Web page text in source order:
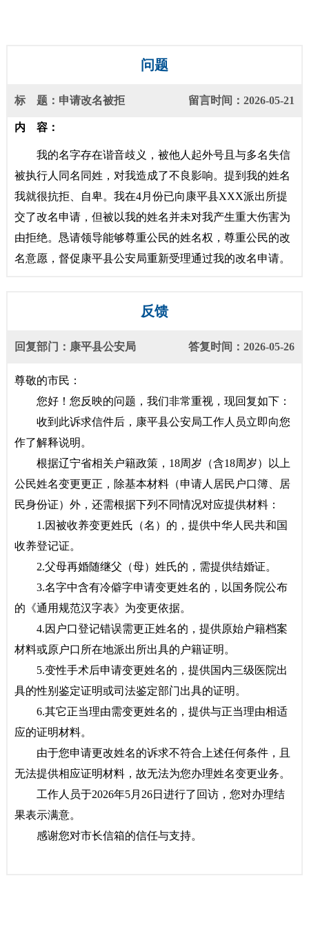
问题
标 题：申请改名被拒 留言时间：2026-05-21
内 容：
我的名字存在谐音歧义，被他人起外号且与多名失信
被执行人同名同姓，对我造成了不良影响。提到我的姓名
我就很抗拒、自卑。我在4月份已向康平县XXX派出所提
交了改名申请，但被以我的姓名并未对我产生重大伤害为
由拒绝。恳请领导能够尊重公民的姓名权，尊重公民的改
名意愿，督促康平县公安局重新受理通过我的改名申请。
反馈
回复部门：康平县公安局 答复时间：2026-05-26
尊敬的市民：
您好！您反映的问题，我们非常重视，现回复如下：
收到此诉求信件后，康平县公安局工作人员立即向您
作了解释说明。
根据辽宁省相关户籍政策，18周岁（含18周岁）以上
公民姓名变更更正，除基本材料（申请人居民户口簿、居
民身份证）外，还需根据下列不同情况对应提供材料：
1.因被收养变更姓氏（名）的，提供中华人民共和国
收养登记证。
2.父母再婚随继父（母）姓氏的，需提供结婚证。
3.名字中含有冷僻字申请变更姓名的，以国务院公布
的《通用规范汉字表》为变更依据。
4.因户口登记错误需更正姓名的，提供原始户籍档案
材料或原户口所在地派出所出具的户籍证明。
5.变性手术后申请变更姓名的，提供国内三级医院出
具的性别鉴定证明或司法鉴定部门出具的证明。
6.其它正当理由需变更姓名的，提供与正当理由相适
应的证明材料。
由于您申请更改姓名的诉求不符合上述任何条件，且
无法提供相应证明材料，故无法为您办理姓名变更业务。
工作人员于2026年5月26日进行了回访，您对办理结
果表示满意。
感谢您对市长信箱的信任与支持。